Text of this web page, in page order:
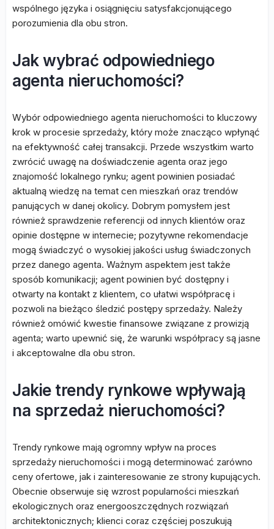
wspólnego języka i osiągnięciu satysfakcjonującego
porozumienia dla obu stron.
Jak wybrać odpowiedniego
agenta nieruchomości?
Wybór odpowiedniego agenta nieruchomości to kluczowy
krok w procesie sprzedaży, który może znacząco wpłynąć
na efektywność całej transakcji. Przede wszystkim warto
zwrócić uwagę na doświadczenie agenta oraz jego
znajomość lokalnego rynku; agent powinien posiadać
aktualną wiedzę na temat cen mieszkań oraz trendów
panujących w danej okolicy. Dobrym pomysłem jest
również sprawdzenie referencji od innych klientów oraz
opinie dostępne w internecie; pozytywne rekomendacje
mogą świadczyć o wysokiej jakości usług świadczonych
przez danego agenta. Ważnym aspektem jest także
sposób komunikacji; agent powinien być dostępny i
otwarty na kontakt z klientem, co ułatwi współpracę i
pozwoli na bieżąco śledzić postępy sprzedaży. Należy
również omówić kwestie finansowe związane z prowizją
agenta; warto upewnić się, że warunki współpracy są jasne
i akceptowalne dla obu stron.
Jakie trendy rynkowe wpływają
na sprzedaż nieruchomości?
Trendy rynkowe mają ogromny wpływ na proces
sprzedaży nieruchomości i mogą determinować zarówno
ceny ofertowe, jak i zainteresowanie ze strony kupujących.
Obecnie obserwuje się wzrost popularności mieszkań
ekologicznych oraz energooszczędnych rozwiązań
architektonicznych; klienci coraz częściej poszukują